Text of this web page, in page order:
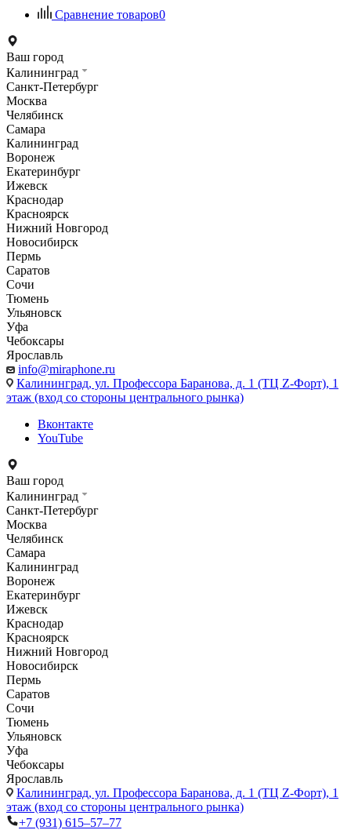
Сравнение товаров0
Ваш город
Калининград
Санкт-Петербург
Москва
Челябинск
Самара
Калининград
Воронеж
Екатеринбург
Ижевск
Краснодар
Красноярск
Нижний Новгород
Новосибирск
Пермь
Саратов
Сочи
Тюмень
Ульяновск
Уфа
Чебоксары
Ярославль
info@miraphone.ru
Калининград, ул. Профессора Баранова, д. 1 (ТЦ Z-Форт), 1
этаж (вход со стороны центрального рынка)
Вконтакте
YouTube
Ваш город
Калининград
Санкт-Петербург
Москва
Челябинск
Самара
Калининград
Воронеж
Екатеринбург
Ижевск
Краснодар
Красноярск
Нижний Новгород
Новосибирск
Пермь
Саратов
Сочи
Тюмень
Ульяновск
Уфа
Чебоксары
Ярославль
Калининград, ул. Профессора Баранова, д. 1 (ТЦ Z-Форт), 1
этаж (вход со стороны центрального рынка)
+7 (931) 615‒57‒77